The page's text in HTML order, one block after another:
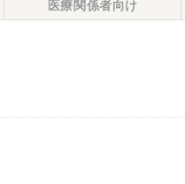
医療関係者向け